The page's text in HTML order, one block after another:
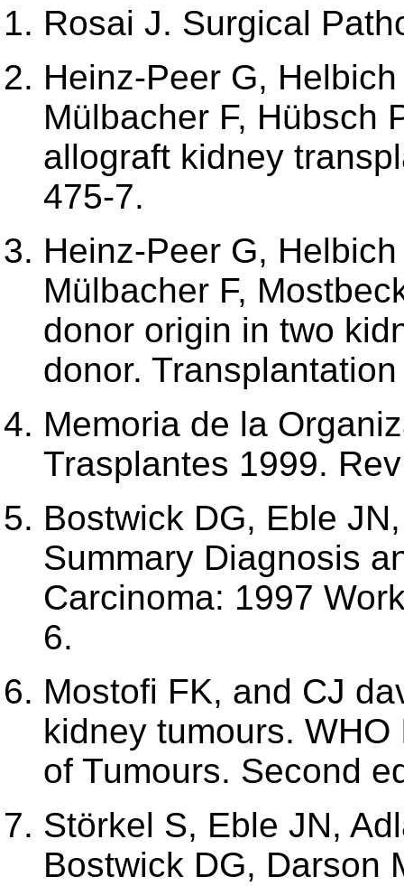
Rosai J. Surgical
Heinz-Peer G,
Mülbacher F, Hübsch
allograft kidney
475-7.
Heinz-Peer G,
Mülbacher F,
donor origin in two
donor.
Memoria de la
Trasplantes 1999.
Bostwick DG, Eble
Summary Diagnosis
Carcinoma: 1997
6.
Mostofi FK, and CJ
kidney tumours.
of Tumours. Second
Störkel S, Eble JN,
Bostwick DG, Darson